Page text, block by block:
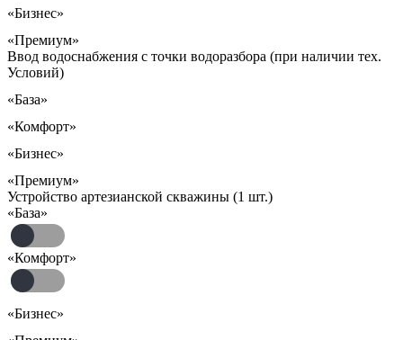
«Бизнес»
«Премиум»
Ввод водоснабжения с точки водоразбора (при наличии тех.
Условий)
«База»
«Комфорт»
«Бизнес»
«Премиум»
Устройство артезианской скважины (1 шт.)
«База»
«Комфорт»
«Бизнес»